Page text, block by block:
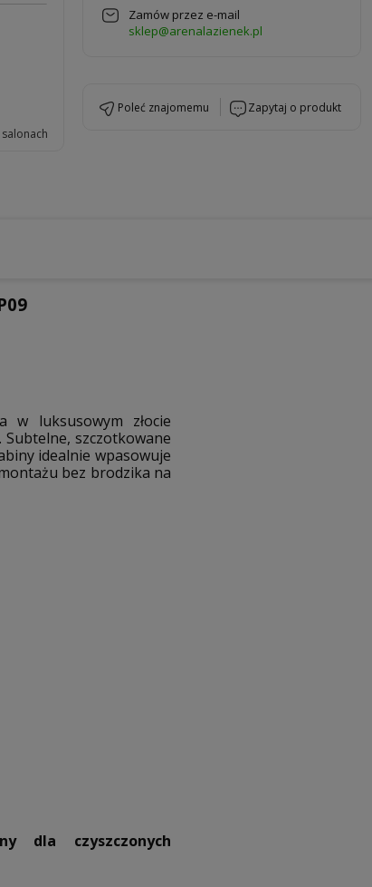
Zamów przez e-mail
sklep@arenalazienek.pl
poleć znajomemu zapytaj o produkt
w luksusowym złocie
szczotkowane
idealnie wpasowuje
bez brodzika na
dla czyszczonych